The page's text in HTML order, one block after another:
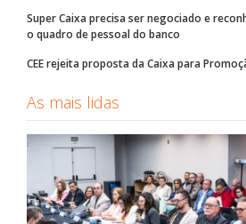
Super Caixa precisa ser negociado e
o quadro de pessoal do banco
CEE rejeita proposta da Caixa para
As mais lidas